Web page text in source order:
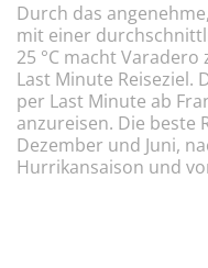
Durch das
mit einer
25 °C macht
Last Minute Reiseziel.
per Last Minute ab
anzureisen. Die beste
Dezember und Juni,
Hurrikansaison und